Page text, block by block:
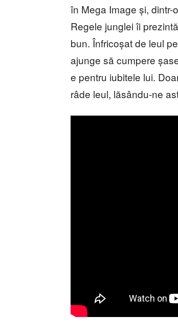
în Mega Image și,
Regele junglei îi
bun. Înfricoșat de leul
ajunge să cumpere
e pentru iubitele lui.
râde leul, lăsându-ne